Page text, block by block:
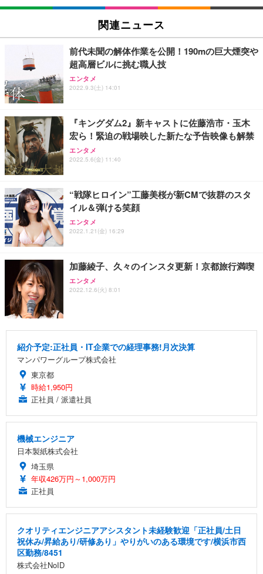
関連ニュース
前代未聞の解体作業を公開！190mの巨大煙突や
超高層ビルに挑む職人技
エンタメ
2022.9.3(土) 14:01
『キングダム2』新キャストに佐藤浩市・玉木
宏ら！緊迫の戦場映した新たな予告映像も解禁
エンタメ
2022.5.6(金) 11:40
“戦隊ヒロイン”工藤美桜が新CMで抜群のスタ
イル＆弾ける笑顔
エンタメ
2022.1.21(金) 16:29
加藤綾子、久々のインスタ更新！京都旅行満喫
エンタメ
2022.12.6(火) 8:01
紹介予定:正社員・IT企業での経理事務!月次決算
マンパワーグループ株式会社
東京都
時給1,950円
正社員 / 派遣社員
機械エンジニア
日本製紙株式会社
埼玉県
年収426万円～1,000万円
正社員
クオリティエンジニアアシスタント未経験歓迎「正社員/土日
祝休み/昇給あり/研修あり」やりがいのある環境です/横浜市西
区勤務/8451
株式会社NoID